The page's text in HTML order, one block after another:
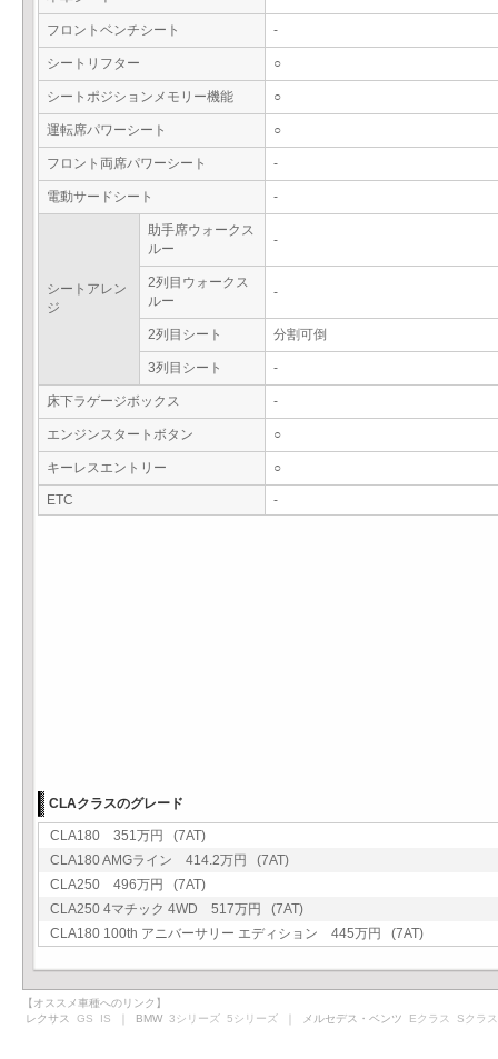
フロントベンチシート -
シートリフター ○
シートポジションメモリー機能 ○
運転席パワーシート ○
フロント両席パワーシート -
電動サードシート -
シートアレン
ジ
助手席ウォークス
ルー
-
2列目ウォークス
ルー
-
2列目シート 分割可倒
3列目シート -
床下ラゲージボックス -
エンジンスタートボタン ○
キーレスエントリー ○
ETC -
CLAクラスのグレード
CLA180 351万円 (7AT)
CLA180 AMGライン 414.2万円 (7AT)
CLA250 496万円 (7AT)
CLA250 4マチック 4WD 517万円 (7AT)
CLA180 100th アニバーサリー エディション 445万円 (7AT)
【オススメ車種へのリンク】
レクサス GS IS ｜ BMW 3シリーズ 5シリーズ ｜ メルセデス・ベンツ Eクラス Sクラス